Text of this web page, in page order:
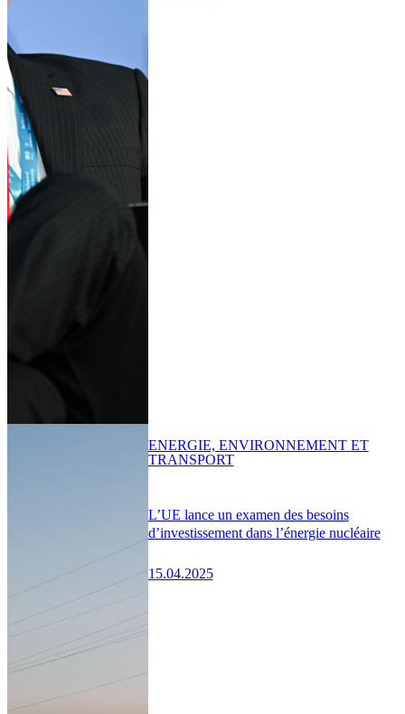
L’UE lance un examen des besoins
d’investissement dans l’énergie nucléaire
15.04.2025
ENERGIE, ENVIRONNEMENT ET
TRANSPORT